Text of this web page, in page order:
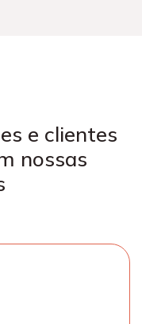
e clientes
nossas